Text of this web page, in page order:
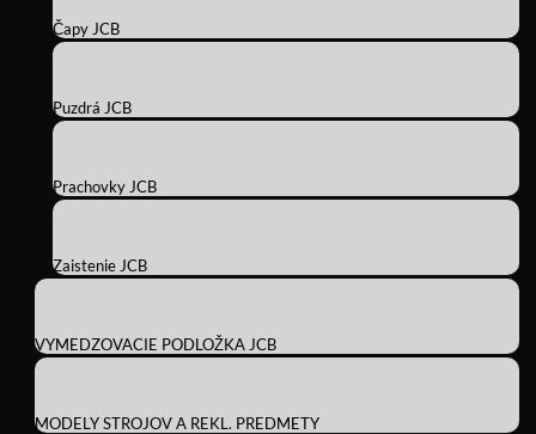
Čapy JCB
Puzdrá JCB
Prachovky JCB
Zaistenie JCB
VYMEDZOVACIE PODLOŽKA JCB
MODELY STROJOV A REKL. PREDMETY